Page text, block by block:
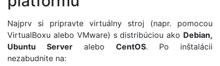
Najprv si pripravte virtuálny stroj (napr. pomocou
VirtualBoxu alebo VMware) s distribúciou ako Debian,
Ubuntu Server alebo CentOS. Po inštalácii
nezabudnite na: